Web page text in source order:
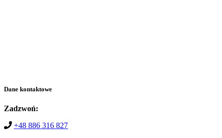
Dane kontaktowe
Zadzwoń:
+48 886 316 827